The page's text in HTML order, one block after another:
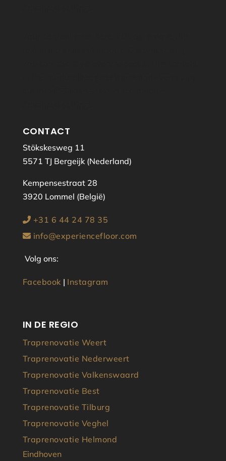
CONTACT
Stökskesweg 11
5571 TJ Bergeijk (Nederland)
Kempensestraat 28
3920 Lommel (België)
+31 6 44 24 78 35
info@experiencefloor.com
Volg ons:
Facebook | Instagram
IN DE REGIO
Traprenovatie Weert
Traprenovatie Nederweert
Traprenovatie Valkenswaard
Traprenovatie Best
Traprenovatie Tilburg
Traprenovatie Veghel
Traprenovatie Helmond
Eindhoven